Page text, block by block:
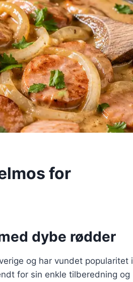
for
dybe rødder
og har vundet popularitet i
for sin enkle tilberedning og